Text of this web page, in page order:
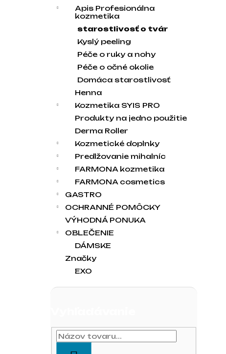
Apis Profesionálna
kozmetika
starostlivosť o tvár
Kyslý peeling
Péče o ruky a nohy
Péče o očné okolie
Domáca starostlivosť
Henna
Kozmetika SYIS PRO
Produkty na jedno použitie
Derma Roller
Kozmetické doplnky
Predlžovanie mihalníc
FARMONA kozmetika
FARMONA cosmetics
GASTRO
OCHRANNÉ POMÔCKY
VÝHODNÁ PONUKA
OBLEČENIE
DÁMSKE
Značky
EXO